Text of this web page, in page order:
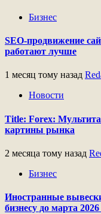
Бизнес
SEO-продвижение
работают лучше
1 месяц тому назад
Новости
Title: Forex:
картины рынка
2 месяца тому назад
Бизнес
Иностранные
бизнесу до марта 2026